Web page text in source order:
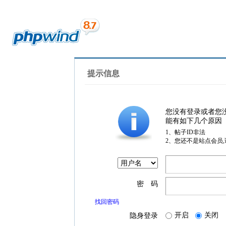
提示信息
您没有登录或者您
能有如下几个原因
1、帖子ID非法
2、您还不是站点会员
密 码
找回密码
隐身登录 开启 关闭